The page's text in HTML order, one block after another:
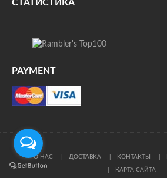
СТАТИСТИКА
PAYMENT
О НАС ДОСТАВКА КОНТАКТЫ
КАРТА САЙТА